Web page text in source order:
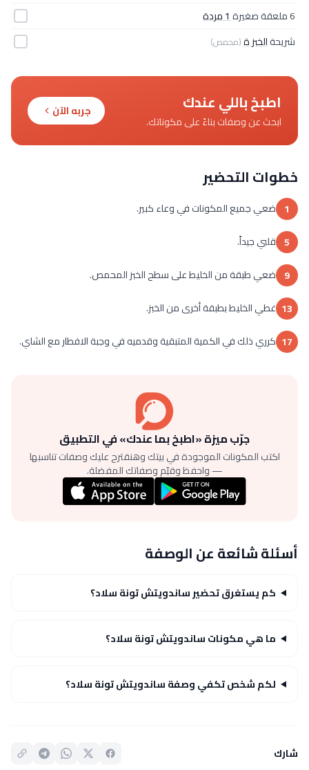
6 ملعقة صغيرة
1 مردة
شريحةالخبز ة(محمص)
اطبخ باللي عندك
ابحث عن وصفات بناءً على مكوناتك.
جربه الآن
خطوات التحضير
1 ضعي جميع المكونات في وعاء كبير.
5 قلبي جيداً.
9 ضعي طبقة من الخليط على سطح الخبز المحمص.
13 غطي الخليط بطبقة أخرى من الخبز.
17 كرري ذلك في الكمية المتبقية وقدميه في وجبة الافطار مع الشاي.
جرّب ميزة «اطبخ بما عندك» في التطبيق
اكتب المكونات الموجودة في بيتك وهنقترح عليك وصفات تناسبها
— واحفظ وقيّم وصفاتك المفضلة.
أسئلة شائعة عن الوصفة
كم يستغرق تحضير ساندويتش تونة سلاد؟
ما هي مكونات ساندويتش تونة سلاد؟
لكم شخص تكفي وصفة ساندويتش تونة سلاد؟
شارك